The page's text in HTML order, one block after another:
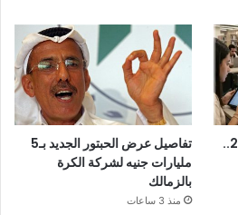
موقع التنسيق الإلكتروني 2026..
تفاصيل عرض الحبتور الجديد بـ5
مليارات جنيه لشركة الكرة
بالزمالك
منذ 3 ساعات